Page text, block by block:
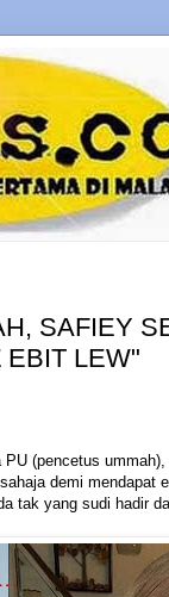
SAFIEY
EBIT LEW"
(pencetus
demi mendapat
tak yang sudi hadir